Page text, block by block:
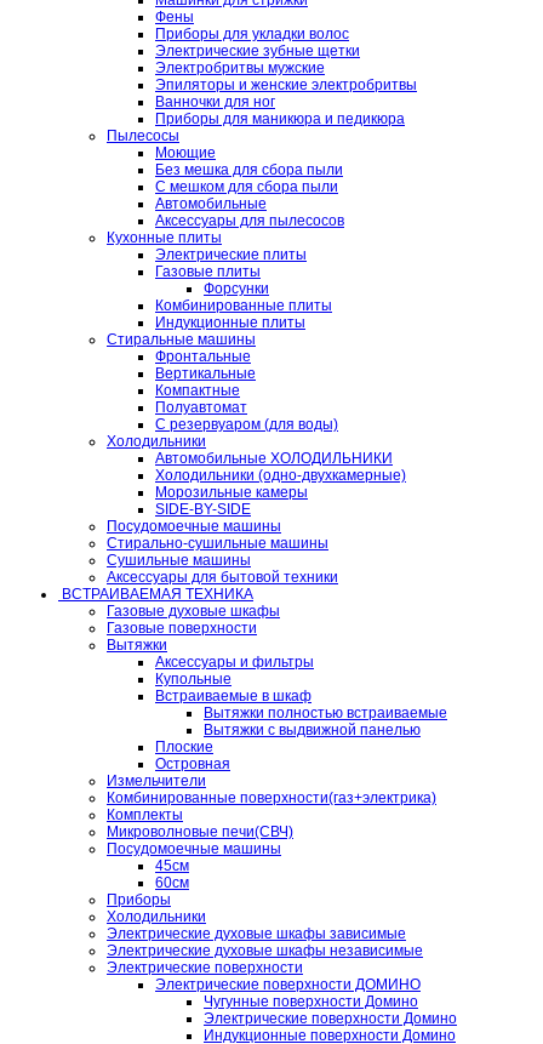
Фены
Приборы для укладки волос
Электрические зубные щетки
Электробритвы мужские
Эпиляторы и женские электробритвы
Ванночки для ног
Приборы для маникюра и педикюра
Пылесосы
Моющие
Без мешка для сбора пыли
С мешком для сбора пыли
Автомобильные
Аксессуары для пылесосов
Кухонные плиты
Электрические плиты
Газовые плиты
Форсунки
Комбинированные плиты
Индукционные плиты
Стиральные машины
Фронтальные
Вертикальные
Компактные
Полуавтомат
С резервуаром (для воды)
Холодильники
Автомобильные ХОЛОДИЛЬНИКИ
Холодильники (одно-двухкамерные)
Морозильные камеры
SIDE-BY-SIDE
Посудомоечные машины
Стирально-сушильные машины
Сушильные машины
Аксессуары для бытовой техники
ВСТРАИВАЕМАЯ ТЕХНИКА
Газовые духовые шкафы
Газовые поверхности
Вытяжки
Аксессуары и фильтры
Купольные
Встраиваемые в шкаф
Вытяжки полностью встраиваемые
Вытяжки с выдвижной панелью
Плоские
Островная
Измельчители
Комбинированные поверхности(газ+электрика)
Комплекты
Микроволновые печи(СВЧ)
Посудомоечные машины
45см
60см
Приборы
Холодильники
Электрические духовые шкафы зависимые
Электрические духовые шкафы независимые
Электрические поверхности
Электрические поверхности ДОМИНО
Чугунные поверхности Домино
Электрические поверхности Домино
Индукционные поверхности Домино